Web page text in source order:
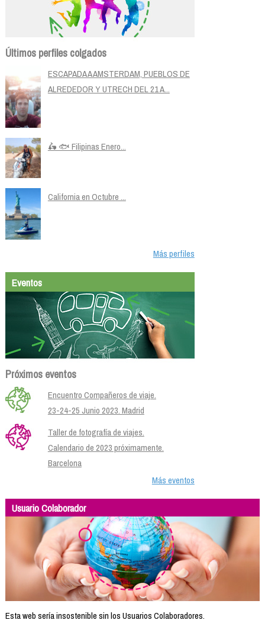
Últimos perfiles colgados
ESCAPADA A AMSTERDAM, PUEBLOS DE
ALREDEDOR Y UTRECH DEL 21 A...
🛵 🐟 Filipinas Enero...
California en Octubre ...
Más perfiles
Eventos
Próximos eventos
Encuentro Compañeros de viaje.
23-24-25 Junio 2023. Madrid
Taller de fotografía de viajes.
Calendario de 2023 próximamente.
Barcelona
Más eventos
Usuario Colaborador
Esta web sería insostenible sin los Usuarios Colaboradores.